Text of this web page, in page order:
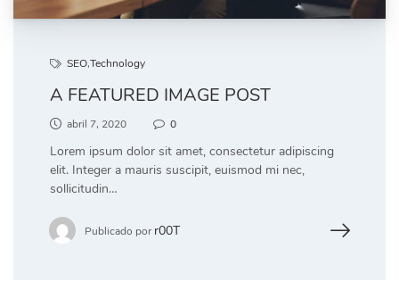
SEO,Technology
A FEATURED IMAGE POST
abril 7, 2020 0
Lorem ipsum dolor sit amet, consectetur adipiscing
elit. Integer a mauris suscipit, euismod mi nec,
sollicitudin…
Publicado porr00T